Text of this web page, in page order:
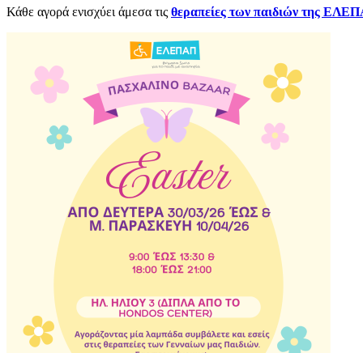
Κάθε αγορά ενισχύει άμεσα τις θεραπείες των παιδιών της